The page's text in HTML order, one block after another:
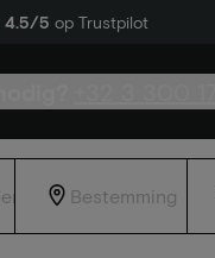
4.5/5 op Trustpilot